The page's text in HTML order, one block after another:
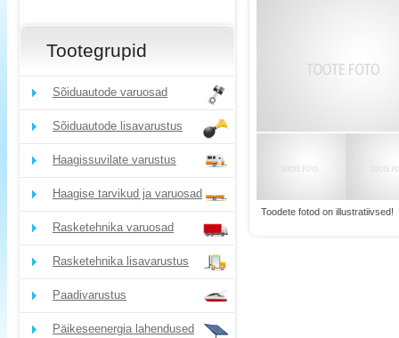
Tootegrupid
Sõiduautode varuosad
Sõiduautode lisavarustus
Haagissuvilate varustus
Haagise tarvikud ja varuosad
Rasketehnika varuosad
Rasketehnika lisavarustus
Paadivarustus
Päikeseenergia lahendused
Toodete fotod on illustratiivsed!